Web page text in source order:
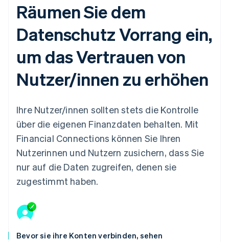
Räumen Sie dem
Datenschutz Vorrang ein,
um das Vertrauen von
Nutzer/innen zu erhöhen
Ihre Nutzer/innen sollten stets die Kontrolle
über die eigenen Finanzdaten behalten. Mit
Financial Connections können Sie Ihren
Nutzerinnen und Nutzern zusichern, dass Sie
nur auf die Daten zugreifen, denen sie
zugestimmt haben.
Bevor sie ihre Konten verbinden, sehen